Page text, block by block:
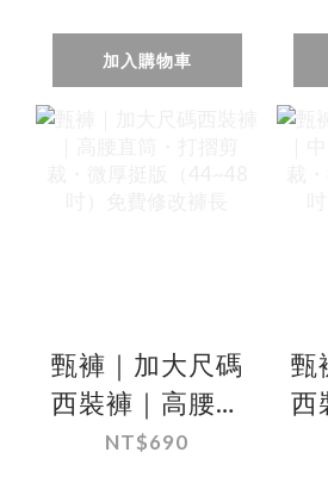
吋）免費修改褲
長
加入購物車
甄褲｜加大尺碼
西裝褲｜高腰直
筒・打摺剪裁・
NT$690
甄
西